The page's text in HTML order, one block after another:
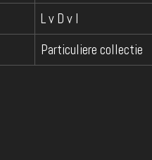
L v D v I
Particuliere collectie